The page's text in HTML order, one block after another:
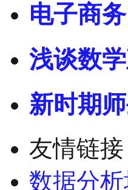
电子商
浅谈数
新时期
友情链接
数据分析